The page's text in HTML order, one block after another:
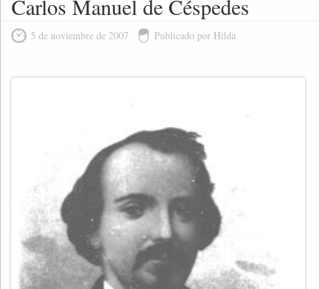
Carlos Manuel de Céspedes
5 de noviembre de 2007 Publicado por Hilda